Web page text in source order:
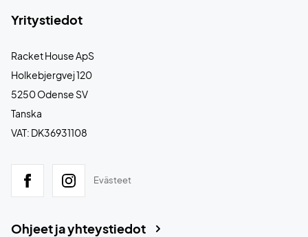
Yritystiedot
Racket House ApS
Holkebjergvej 120
5250 Odense SV
Tanska
VAT: DK36931108
Evästeet
Ohjeet ja yhteystiedot